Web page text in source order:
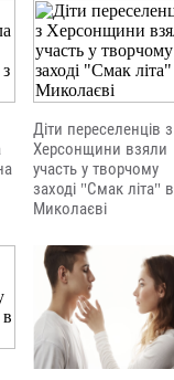
Діти переселенців з
Херсонщини взяли
участь у творчому
заході "Смак літа" в
Миколаєві